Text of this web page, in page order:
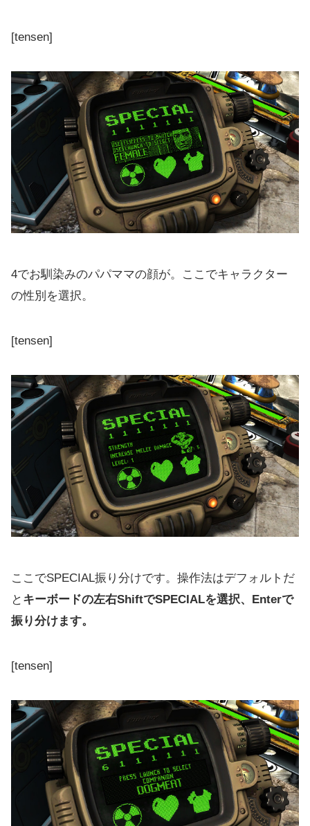
[tensen]
4でお馴染みのパパママの顔が。ここでキャラクター
の性別を選択。
[tensen]
ここでSPECIAL振り分けです。操作法はデフォルトだ
と キーボードの左右ShiftでSPECIALを選択、Enterで
振り分けます。
[tensen]